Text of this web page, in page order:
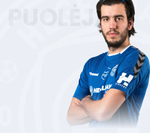
PUOLĖJAS